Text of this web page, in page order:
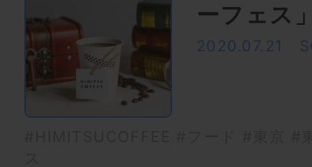
ーフェス
2020.07.21